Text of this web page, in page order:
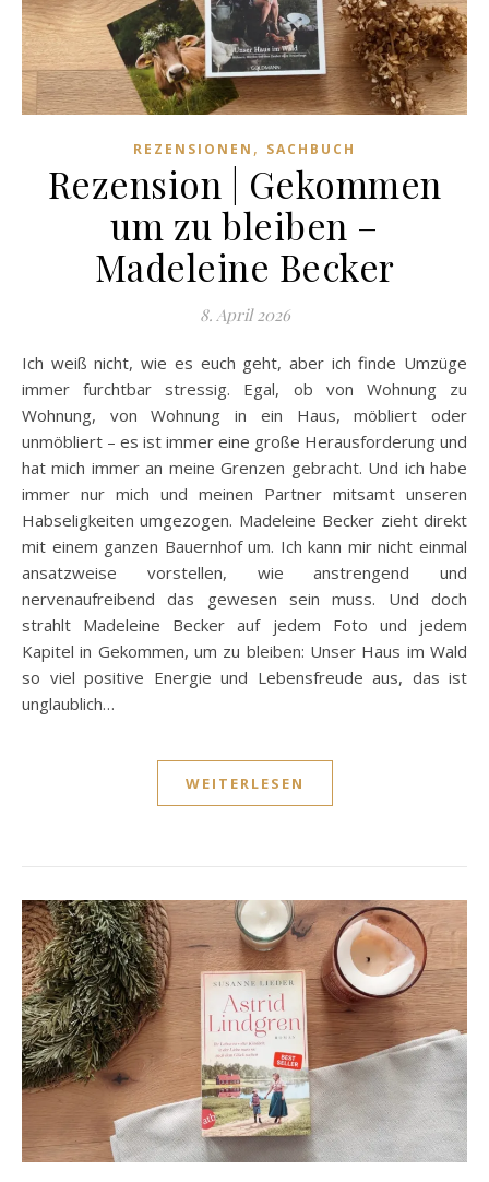
REZENSIONEN , SACHBUCH
Rezension | Gekommen
um zu bleiben –
Madeleine Becker
8. April 2026
Ich weiß nicht, wie es euch geht, aber ich finde Umzüge
immer furchtbar stressig. Egal, ob von Wohnung zu
Wohnung, von Wohnung in ein Haus, möbliert oder
unmöbliert – es ist immer eine große Herausforderung und
hat mich immer an meine Grenzen gebracht. Und ich habe
immer nur mich und meinen Partner mitsamt unseren
Habseligkeiten umgezogen. Madeleine Becker zieht direkt
mit einem ganzen Bauernhof um. Ich kann mir nicht einmal
ansatzweise vorstellen, wie anstrengend und
nervenaufreibend das gewesen sein muss. Und doch
strahlt Madeleine Becker auf jedem Foto und jedem
Kapitel in Gekommen, um zu bleiben: Unser Haus im Wald
so viel positive Energie und Lebensfreude aus, das ist
unglaublich…
WEITERLESEN